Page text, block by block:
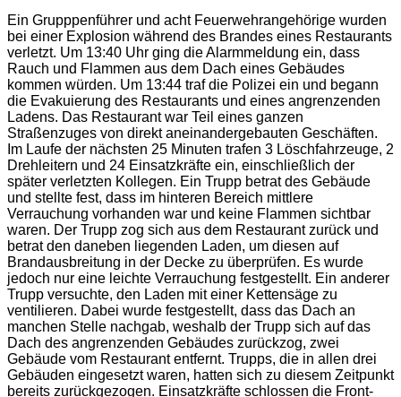
Ein Grupppenführer und acht Feuerwehrangehörige wurden
bei einer Explosion während des Brandes eines Restaurants
verletzt. Um 13:40 Uhr ging die Alarmmeldung ein, dass
Rauch und Flammen aus dem Dach eines Gebäudes
kommen würden. Um 13:44 traf die Polizei ein und begann
die Evakuierung des Restaurants und eines angrenzenden
Ladens. Das Restaurant war Teil eines ganzen
Straßenzuges von direkt aneinandergebauten Geschäften.
Im Laufe der nächsten 25 Minuten trafen 3 Löschfahrzeuge, 2
Drehleitern und 24 Einsatzkräfte ein, einschließlich der
später verletzten Kollegen. Ein Trupp betrat des Gebäude
und stellte fest, dass im hinteren Bereich mittlere
Verrauchung vorhanden war und keine Flammen sichtbar
waren. Der Trupp zog sich aus dem Restaurant zurück und
betrat den daneben liegenden Laden, um diesen auf
Brandausbreitung in der Decke zu überprüfen. Es wurde
jedoch nur eine leichte Verrauchung festgestellt. Ein anderer
Trupp versuchte, den Laden mit einer Kettensäge zu
ventilieren. Dabei wurde festgestellt, dass das Dach an
manchen Stelle nachgab, weshalb der Trupp sich auf das
Dach des angrenzenden Gebäudes zurückzog, zwei
Gebäude vom Restaurant entfernt. Trupps, die in allen drei
Gebäuden eingesetzt waren, hatten sich zu diesem Zeitpunkt
bereits zurückgezogen. Einsatzkräfte schlossen die Front-